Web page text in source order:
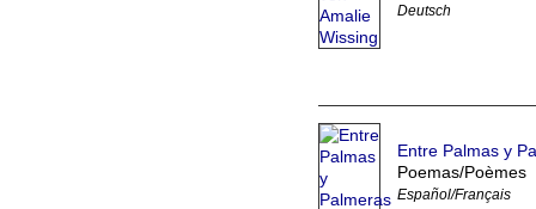
Deutsch
Entre Palmas y
Poemas/Poèmes
Español/Français